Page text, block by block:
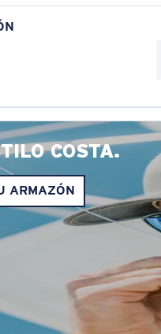
COSTA.
ARMAZÓN